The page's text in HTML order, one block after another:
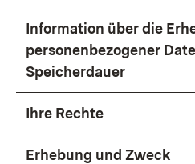
Information über die
personenbezogener
Speicherdauer
Ihre Rechte
Erhebung und Zweck